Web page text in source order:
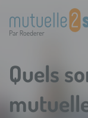
Quels sont les tarifs d’une